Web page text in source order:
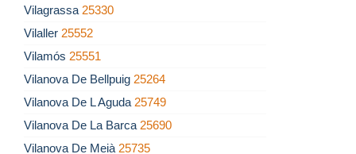
Vilagrassa 25330
Vilaller 25552
Vilamós 25551
Vilanova De Bellpuig 25264
Vilanova De L Aguda 25749
Vilanova De La Barca 25690
Vilanova De Meià 25735